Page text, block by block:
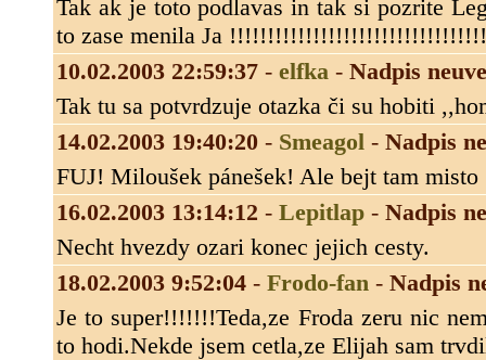
Tak ak je toto podlavas in tak si pozrite
to zase menila Ja
10.02.2003 22:59:37 - elfka - Nadpis
Tak tu sa potvrdzuje otazka či su hobiti
14.02.2003 19:40:20 - Smeagol - Nadpis
FUJ! Miloušek pánešek! Ale bejt tam misto
16.02.2003 13:14:12 - Lepitlap - Nadpis
Necht hvezdy ozari konec jejich cesty.
18.02.2003 9:52:04 - Frodo-fan - Nadpis
Je to super!!!!!!!Teda,ze Froda zeru nic
to hodi.Nekde jsem cetla,ze Elijah sam